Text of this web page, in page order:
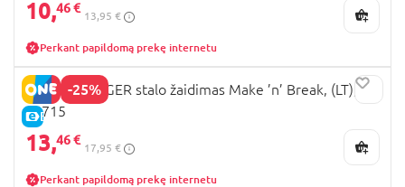
10,46 €
13,95 €
Perkant papildomą prekę internetu
-25%
E-KAINA
RAVENSBURGER stalo žaidimas Make ’n’ Break, (LT),
24715
13,46 €
17,95 €
Perkant papildomą prekę internetu